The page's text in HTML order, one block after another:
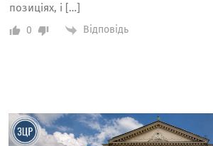
позиціях, і […]
0 Відповідь